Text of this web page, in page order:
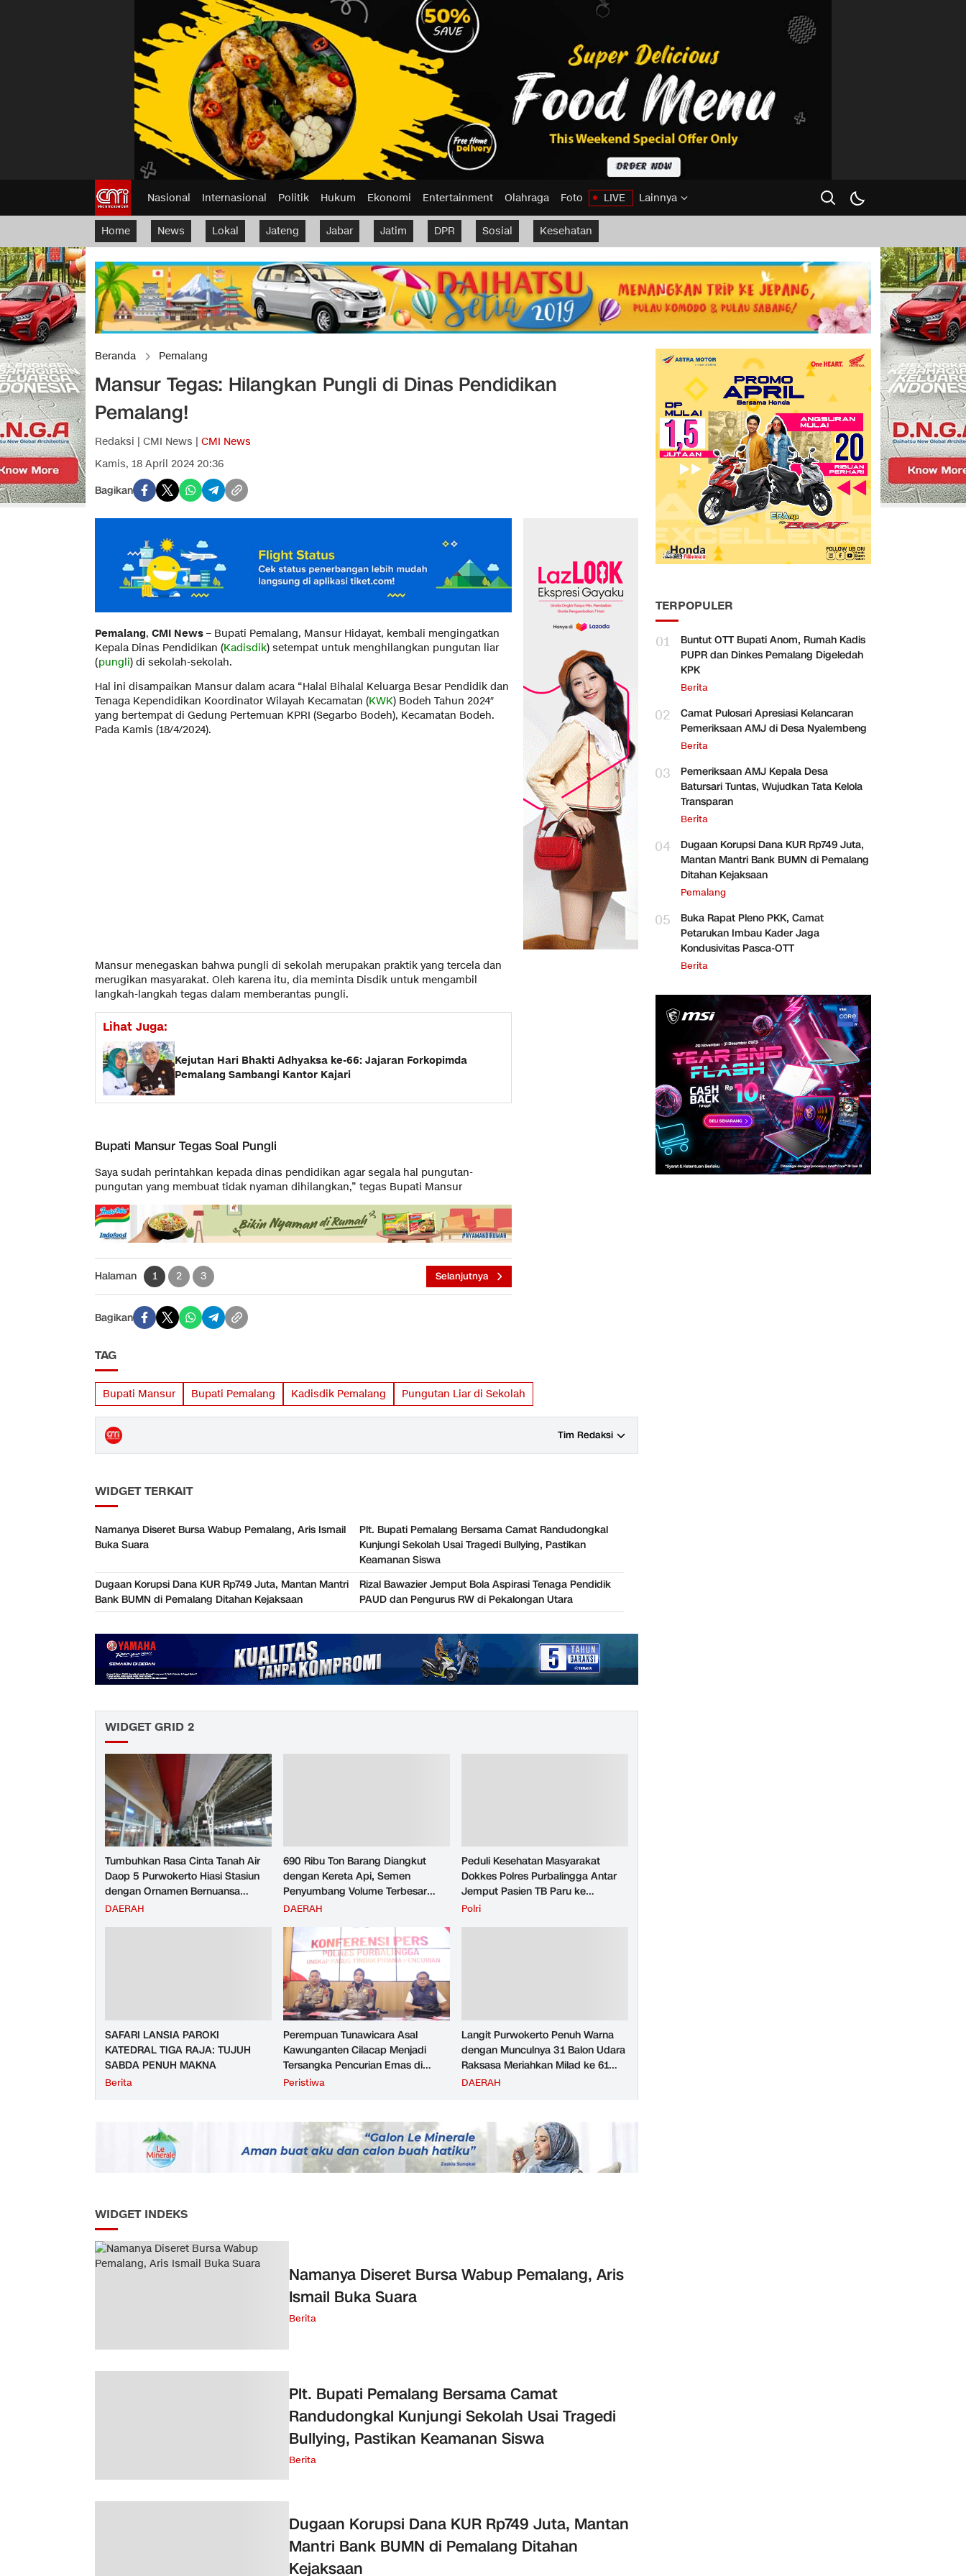
Nasional Internasional Politik Hukum Ekonomi Entertainment Olahraga Foto LIVE Lainnya
Home News Lokal Jateng Jabar Jatim DPR Sosial Kesehatan
Beranda Pemalang
Mansur Tegas: Hilangkan Pungli di Dinas Pendidikan
Pemalang!
Redaksi | CMI News | CMI News
Kamis, 18 April 2024 20:36
Bagikan
Pemalang, CMI News – Bupati Pemalang, Mansur Hidayat, kembali mengingatkan
Kepala Dinas Pendidikan (Kadisdik) setempat untuk menghilangkan pungutan liar
(pungli) di sekolah-sekolah.
Hal ini disampaikan Mansur dalam acara “Halal Bihalal Keluarga Besar Pendidik dan
Tenaga Kependidikan Koordinator Wilayah Kecamatan (KWK) Bodeh Tahun 2024″
yang bertempat di Gedung Pertemuan KPRI (Segarbo Bodeh), Kecamatan Bodeh.
Pada Kamis (18/4/2024).
Mansur menegaskan bahwa pungli di sekolah merupakan praktik yang tercela dan
merugikan masyarakat. Oleh karena itu, dia meminta Disdik untuk mengambil
langkah-langkah tegas dalam memberantas pungli.
Lihat Juga:
Kejutan Hari Bhakti Adhyaksa ke-66: Jajaran Forkopimda
Pemalang Sambangi Kantor Kajari
Bupati Mansur Tegas Soal Pungli
Saya sudah perintahkan kepada dinas pendidikan agar segala hal pungutan-
pungutan yang membuat tidak nyaman dihilangkan,” tegas Bupati Mansur
Halaman 1 2 3 Selanjutnya
Bagikan
TAG
Bupati Mansur Bupati Pemalang Kadisdik Pemalang Pungutan Liar di Sekolah
Tim Redaksi
WIDGET TERKAIT
Namanya Diseret Bursa Wabup Pemalang, Aris Ismail
Buka Suara
Plt. Bupati Pemalang Bersama Camat Randudongkal
Kunjungi Sekolah Usai Tragedi Bullying, Pastikan
Keamanan Siswa
Dugaan Korupsi Dana KUR Rp749 Juta, Mantan Mantri
Bank BUMN di Pemalang Ditahan Kejaksaan
Rizal Bawazier Jemput Bola Aspirasi Tenaga Pendidik
PAUD dan Pengurus RW di Pekalongan Utara
WIDGET GRID 2
Tumbuhkan Rasa Cinta Tanah Air
Daop 5 Purwokerto Hiasi Stasiun
dengan Ornamen Bernuansa
Merah Putih
DAERAH
690 Ribu Ton Barang Diangkut
dengan Kereta Api, Semen
Penyumbang Volume Terbesar
Angkutan Barang KAI Daop 5
Tahun 2026
DAERAH
Peduli Kesehatan Masyarakat
Dokkes Polres Purbalingga Antar
Jemput Pasien TB Paru ke
Puskesmas
Polri
SAFARI LANSIA PAROKI
KATEDRAL TIGA RAJA: TUJUH
SABDA PENUH MAKNA
Berita
Perempuan Tunawicara Asal
Kawunganten Cilacap Menjadi
Tersangka Pencurian Emas di
Purbalingga
Peristiwa
Langit Purwokerto Penuh Warna
dengan Munculnya 31 Balon Udara
Raksasa Meriahkan Milad ke 61
UMP Sedot Ribuan Warga
DAERAH
WIDGET INDEKS
Namanya Diseret Bursa Wabup Pemalang, Aris
Ismail Buka Suara
Berita
Plt. Bupati Pemalang Bersama Camat
Randudongkal Kunjungi Sekolah Usai Tragedi
Bullying, Pastikan Keamanan Siswa
Berita
Dugaan Korupsi Dana KUR Rp749 Juta, Mantan
Mantri Bank BUMN di Pemalang Ditahan
Kejaksaan
TERPOPULER
01
Buntut OTT Bupati Anom, Rumah Kadis
PUPR dan Dinkes Pemalang Digeledah
KPK
Berita
02
Camat Pulosari Apresiasi Kelancaran
Pemeriksaan AMJ di Desa Nyalembeng
Berita
03
Pemeriksaan AMJ Kepala Desa
Batursari Tuntas, Wujudkan Tata Kelola
Transparan
Berita
04
Dugaan Korupsi Dana KUR Rp749 Juta,
Mantan Mantri Bank BUMN di Pemalang
Ditahan Kejaksaan
Pemalang
05
Buka Rapat Pleno PKK, Camat
Petarukan Imbau Kader Jaga
Kondusivitas Pasca-OTT
Berita